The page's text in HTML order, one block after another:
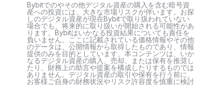
Bybitでのやその他デジタル資産の購入を含む暗号資
産への投資には、大きな市場リスクが伴います。お探
しのデジタル資産が現在Bybitで取り扱われていない
場合でも、将来的に取り扱いが開始される可能性があ
ります。Bybitはいかなる投資結果についても責任を
負いません。ここに記載されている価格情報やその他
のデータは、公開情報から取得したものであり、情報
提供のみを目的としています。本コンテンツは、いか
なるデジタル資産の購入、売却、または保有を推奨し
たり、財務上の助言や提案を構成したりするものでは
ありません。デジタル資産の取引や保有を行う前に、
お客様ご自身の財務状況やリスク許容度を慎重に検討